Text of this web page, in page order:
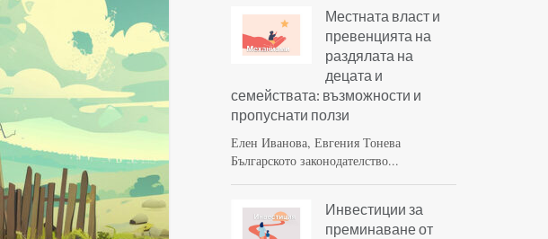
Местната власт и
превенцията на
раздялата на
децата и
семействата: възможности и
пропуснати ползи
Елен Иванова, Евгения Тонева
Българското законодателство...
Инвестиции за
преминаване от